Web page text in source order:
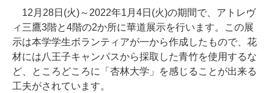
12月28日(火)～2022年1月4日(火)の期間で、アトレヴ
ィ三鷹3階と4階の2か所に華道展示を行います。この展
示は本学学生ボランティアが一から作成したもので、花
材には八王子キャンパスから採取した青竹を使用するな
ど、ところどころに「杏林大学」を感じることが出来る
工夫がされています。